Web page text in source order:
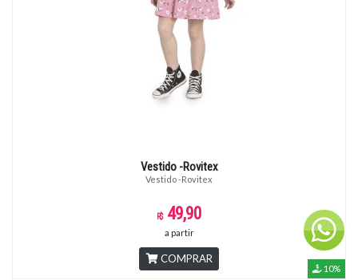
Vestido -Rovitex
Vestido -Rovitex
49,90
a partir
COMPRAR
10%